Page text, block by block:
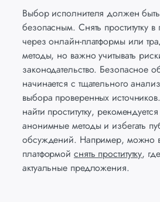
Выбор исполнителя должен
безопасным. Снять проститутку
через онлайн-платформы или
методы, но важно учитывать
законодательство. Безопасное
начинается с тщательного
выбора проверенных
найти проститутку,
анонимные методы и избегать
обсуждений. Например, можно
платформой снять проститутку,
актуальные предложения.